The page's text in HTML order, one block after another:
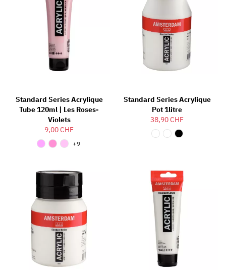
Standard Series Acrylique
Tube 120ml | Les Roses-
Violets
9,00 CHF
+9
Standard Series Acrylique
Pot 1litre
38,90 CHF